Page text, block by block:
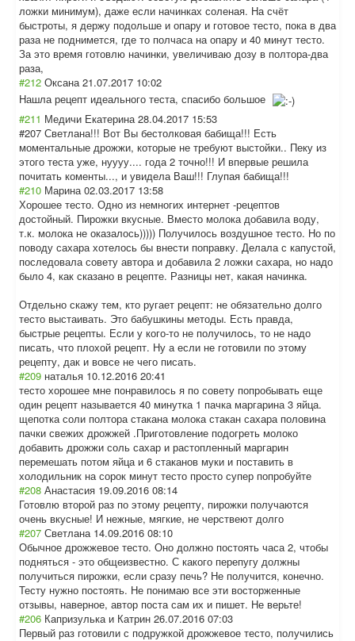
ложки минимум), даже если начинках соленая. На счёт
быстроты, я держу подольше и опару и готовое тесто, пока в два
раза не поднимется, где то полчаса на опару и 40 минут тесто.
За это время готовлю начинки, увеличиваю дозу в полтора-два
раза,
#212 Оксана 21.07.2017 10:02
Нашла рецепт идеального теста, спасибо большое
#211 Медичи Екатерина 28.04.2017 15:53
#207 Светлана!!! Вот Вы бестолковая бабища!!! Есть
моментальные дрожжи, которые не требуют выстойки.. Пеку из
этого теста уже, нуууу.... года 2 точно!!! И впервые решила
почитать коменты..., и увидела Ваш!!! Глупая бабища!!!
#210 Марина 02.03.2017 13:58
Хорошее тесто. Одно из немногих интернет -рецептов
достойный. Пирожки вкусные. Вместо молока добавила воду,
т.к. молока не оказалось))))) Получилось воздушное тесто. Но по
поводу сахара хотелось бы внести поправку. Делала с капустой,
последовала совету автора и добавила 2 ложки сахара, но надо
было 4, как сказано в рецепте. Разницы нет, какая начинка.
Отдельно скажу тем, кто ругает рецепт: не обязательно долго
тесто выстаивать. Это бабушкины методы. Есть правда,
быстрые рецепты. Если у кого-то не получилось, то не надо
писать, что плохой рецепт. Ну а если не готовили по этому
рецепту, дак и вовсе не чего писать.
#209 наталья 10.12.2016 20:41
тесто хорошее мне понравилось я по совету попробывать еще
один рецепт называется 40 минутка 1 пачка маргарина 3 яйца.
щепотка соли полтора стакана молока стакан сахара половина
пачки свежих дрожжей .Приготовление подогреть молоко
добавить дрожжи соль сахар и растопленный маргарин
перемешать потом яйца и 6 стаканов муки и поставить в
холодильник на сорок минут тесто просто супер попробуйте
#208 Анастасия 19.09.2016 08:14
Готовлю второй раз по этому рецепту, пирожки получаются
очень вкусные! И нежные, мягкие, не черствеют долго
#207 Светлана 14.09.2016 08:10
Обычное дрожжевое тесто. Оно должно постоять часа 2, чтобы
подняться - это общеизвестно. С какого перепугу должны
получиться пирожки, если сразу печь? Не получится, конечно.
Тесту нужно постоять. Не понимаю все эти восторженные
отзывы, наверное, автор поста сам их и пишет. Не верьте!
#206 Капризулька и Катрин 26.07.2016 07:03
Первый раз готовили с подружкой дрожжевое тесто, получились